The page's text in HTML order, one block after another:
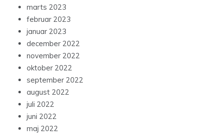
marts 2023
februar 2023
januar 2023
december 2022
november 2022
oktober 2022
september 2022
august 2022
juli 2022
juni 2022
maj 2022